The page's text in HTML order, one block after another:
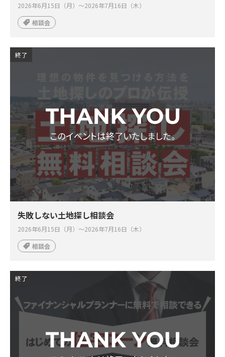
2026年6月15日（月）～2026年7月16日（木）
相談会
終了
失敗しない土地探し相談会
2026年6月15日（月）～2026年7月16日（木）
相談会
終了